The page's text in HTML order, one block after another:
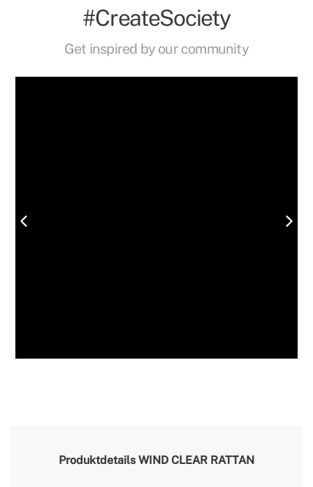
#CreateSociety
Get inspired by our community
Produktdetails WIND CLEAR RATTAN